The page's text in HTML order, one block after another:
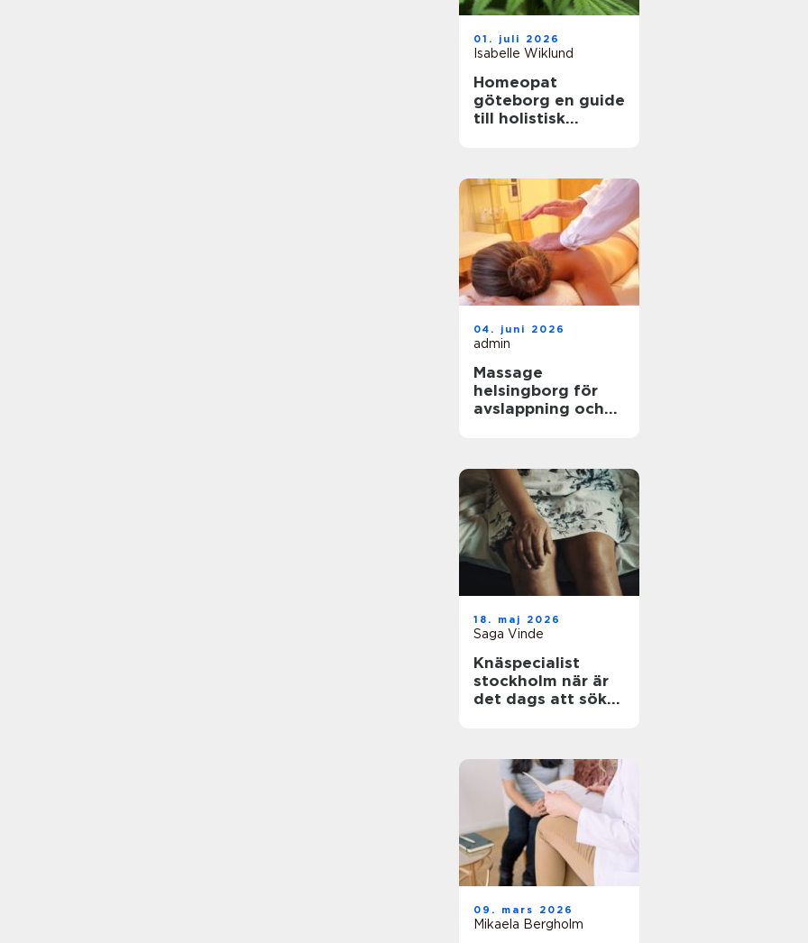
01. juli 2026
Isabelle Wiklund
Homeopat
göteborg en guide
till holistisk
04. juni 2026
admin
Massage
helsingborg för
avslappning och
18. maj 2026
Saga Vinde
Knäspecialist
stockholm när är
det dags att söka
09. mars 2026
Mikaela Bergholm